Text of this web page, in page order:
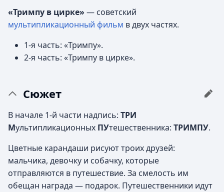
«Тримпу в цирке» — советский
мультипликационный фильм в двух частях.
1-я часть: «Тримпу».
2-я часть: «Тримпу в цирке».
Сюжет
В начале 1-й части надпись: ТРИ
Мультипликационных ПУтешественника: ТРИМПУ.
Цветные карандаши рисуют троих друзей:
мальчика, девочку и собачку, которые
отправляются в путешествие. За смелость им
обещан награда — подарок. Путешественники идут